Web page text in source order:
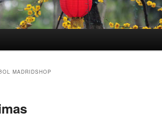
MADRIDSHOP